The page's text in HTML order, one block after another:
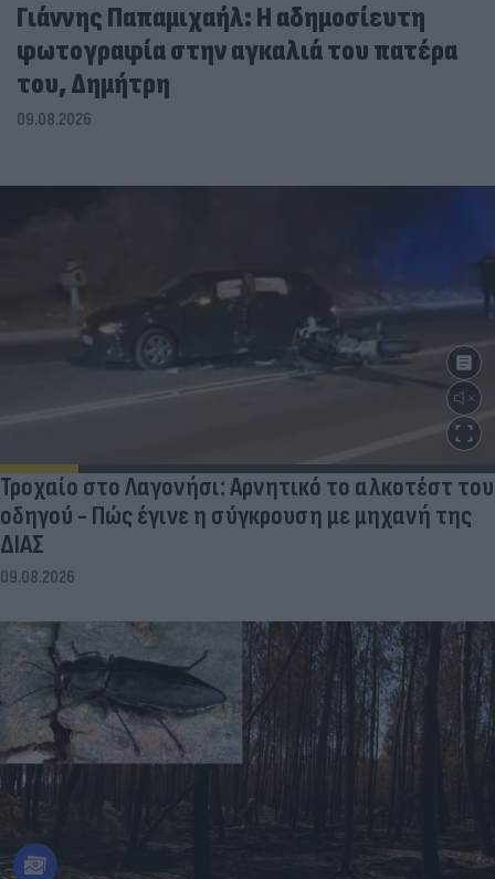
Γιάννης Παπαμιχαήλ: Η αδημοσίευτη
φωτογραφία στην αγκαλιά του πατέρα
του, Δημήτρη
09.08.2026
Τροχαίο στο Λαγονήσι: Αρνητικό το αλκοτέστ του
οδηγού - Πώς έγινε η σύγκρουση με μηχανή της
ΔΙΑΣ
09.08.2026